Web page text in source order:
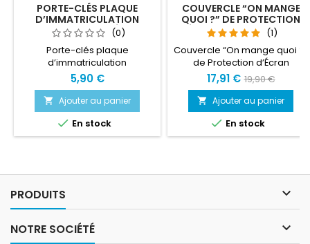
PORTE-CLÉS PLAQUE
D’IMMATRICULATION
PERSONNALISÉ –
IMPRESSION 3D
(0)
Porte-clés plaque
d’immatriculation
personnalisé – Impression 3D
Accessoire unique pour ce
porte-clés en forme de
plaque d’immatriculation,
entièrement personnalisé
grâce à l’impression 3D.
5,90 €
 Ajouter au panier
 En stock
COUVERCLE “ON MANGE
QUOI ?” DE PROTECTION
D’ÉCRAN THERMOMIX TM7
(1)
Couvercle “On mange quoi ?”
de Protection d’Écran
Thermomix TM7 Apportez une
touche d’humour et de
protection à votre Thermomix
TM7 !
17,91 € 19,90 €
 Ajouter au panier
 En stock
PRODUITS 
NOTRE SOCIÉTÉ 